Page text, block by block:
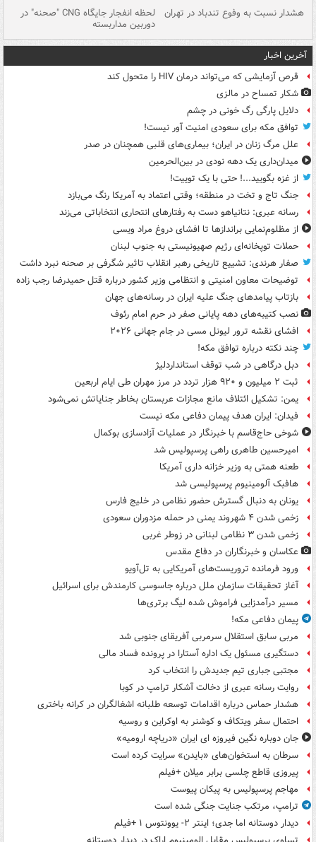
هشدار نسبت به وفوع تندباد در تهران لحظه انفجار جایگاه CNG "صحنه" در
دوربین مداربسته
آخرین اخبار
قرص آزمایشی که می‌تواند درمان HIV را متحول کند
شکار تمساح در مالزی
دلایل پارگی رگ خونی در چشم
توافق مکه برای سعودی امنیت آور نیست!
علل مرگ زنان در ایران؛ بیماری‌های قلبی همچنان در صدر
میدان‌داری یک دهه نودی در بین‌الحرمین
از غزه بگویید...! حتی با یک توییت!
جنگ تاج و تخت در منطقه؛ وقتی اعتماد به آمریکا رنگ می‌بازد
رسانه عبری: نتانیاهو دست به رفتارهای انتحاری انتخاباتی می‌زند
از مظلوم‌نمایی براندازها تا افشای دروغ مراد ویسی
حملات توپخانه‌ای رژیم صهیونیستی به جنوب لبنان
صفار هرندی: تشییع تاریخی رهبر انقلاب تاثیر شگرفی بر صحنه نبرد داشت
توضیحات معاون امنیتی و انتظامی وزیر کشور درباره قتل حمیدرضا رجب زاده
بازتاب پیامدهای جنگ علیه ایران در رسانه‌های جهان
نصب کتیبه‌های دهه پایانی صفر در حرم امام رئوف
افشای نقشه ترور لیونل مسی در جام جهانی ۲۰۲۶
چند نکته درباره توافق مکه!
دبل درگاهی در شب توقف استانداردلیژ
ثبت ۲ میلیون و ۹۲۰ هزار تردد در مرز مهران طی ایام اربعین
یمن: تشکیل ائتلاف مانع مجازات عربستان بخاطر جنایاتش نمی‌شود
فیدان: ایران هدف پیمان دفاعی مکه نیست
شوخی حاج‌قاسم با خبرنگار در عملیات آزادسازی بوکمال
امیرحسین طاهری راهی پرسپولیس شد
طعنه همتی به وزیر خزانه داری آمریکا
هافبک آلومینیوم پرسپولیسی شد
یونان به دنبال گسترش حضور نظامی در خلیج فارس
زخمی شدن ۴ شهروند یمنی در حمله مزدوران سعودی
زخمی شدن ۳ نظامی لبنانی در زوطر غربی
عکاسان و خبرنگاران در دفاع مقدس
ورود فرمانده تروریست‌های آمریکایی به تل‌آویو
آغاز تحقیقات سازمان ملل درباره جاسوسی کارمندش برای اسرائیل
مسیر درآمدزایی فراموش شده لیگ برتری‌ها
پیمان دفاعی مکه!
مربی سابق استقلال سرمربی آفریقای جنوبی شد
دستگیری مسئول یک اداره آستارا در پرونده فساد مالی
مجتبی جباری تیم جدیدش را انتخاب کرد
روایت رسانه عبری از دخالت آشکار ترامپ در کوبا
هشدار حماس درباره اقدامات توسعه طلبانه اشغالگران در کرانه باختری
احتمال سفر ویتکاف و کوشنر به اوکراین و روسیه
جان دوباره نگین فیروزه ای ایران «دریاچه ارومیه»
سرطان به استخوان‌های «بایدن» سرایت کرده است
پیروزی قاطع چلسی برابر میلان +فیلم
مهاجم پرسپولیس به پیکان پیوست
ترامپ، مرتکب جنایت جنگی شده است
دیدار دوستانه اما جدی؛ اینتر ۲- یوونتوس ۱ +فیلم